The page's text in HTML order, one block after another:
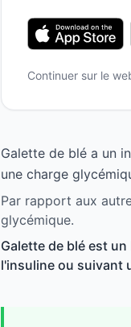
Continuer sur le
Galette de blé a un
une charge
Par rapport aux
glycémique.
Galette de blé est
l'insuline ou suivant